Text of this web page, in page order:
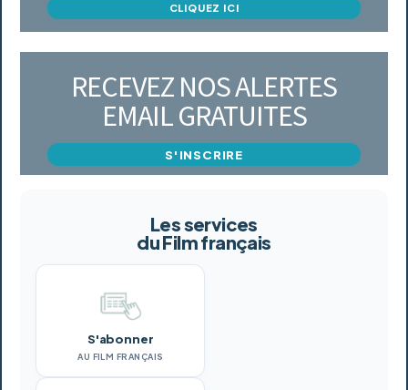
CLIQUEZ ICI
RECEVEZ NOS ALERTES
EMAIL GRATUITES
S'INSCRIRE
Les services
du Film français
S'abonner
AU FILM FRANÇAIS